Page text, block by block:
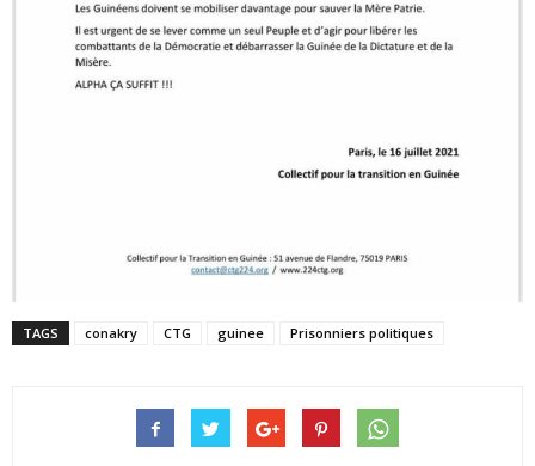
TAGS conakry CTG guinee Prisonniers politiques